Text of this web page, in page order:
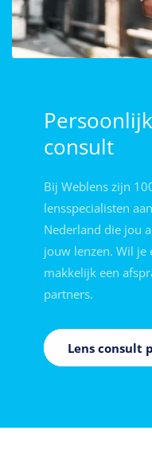
consult
Bij Weblens zijn
lensspecialisten
Nederland die jou
jouw lenzen. Wil je
makkelijk een
partners.
Lens consult